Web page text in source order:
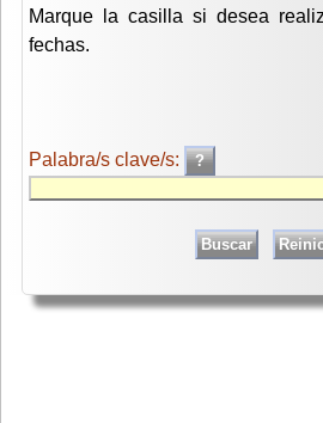
Marque la casilla si desea
fechas.
Palabra/s clave/s: